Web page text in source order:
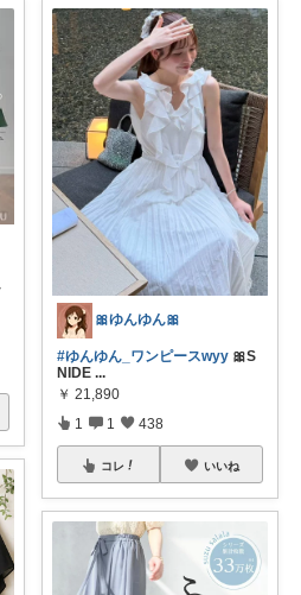
🎀ゆんゆん🎀
#ゆんゆん_ワンピースwyy 🎀S
NIDE ...
￥ 21,890
1 1 438
コレ いいね